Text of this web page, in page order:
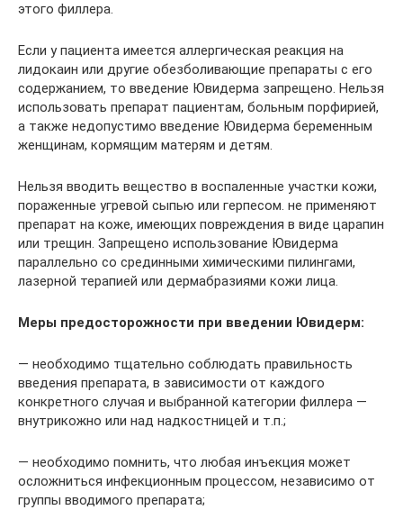
этого филлера.
Если у пациента имеется аллергическая реакция на
лидокаин или другие обезболивающие препараты с его
содержанием, то введение Ювидерма запрещено. Нельзя
использовать препарат пациентам, больным порфирией,
а также недопустимо введение Ювидерма беременным
женщинам, кормящим матерям и детям.
Нельзя вводить вещество в воспаленные участки кожи,
пораженные угревой сыпью или герпесом. не применяют
препарат на коже, имеющих повреждения в виде царапин
или трещин. Запрещено использование Ювидерма
параллельно со срединными химическими пилингами,
лазерной терапией или дермабразиями кожи лица.
Меры предосторожности при введении Ювидерм:
— необходимо тщательно соблюдать правильность
введения препарата, в зависимости от каждого
конкретного случая и выбранной категории филлера —
внутрикожно или над надкостницей и т.п.;
— необходимо помнить, что любая инъекция может
осложниться инфекционным процессом, независимо от
группы вводимого препарата;